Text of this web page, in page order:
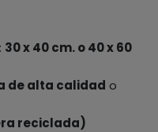
30 x 40 cm. o 40 x 60
de alta calidad o
reciclada)